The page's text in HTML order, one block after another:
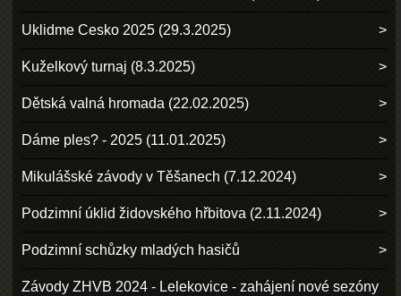
Uklidme Cesko 2025 (29.3.2025)
Kuželkový turnaj (8.3.2025)
Dětská valná hromada (22.02.2025)
Dáme ples? - 2025 (11.01.2025)
Mikulášské závody v Těšanech (7.12.2024)
Podzimní úklid židovského hřbitova (2.11.2024)
Podzimní schůzky mladých hasičů
Závody ZHVB 2024 - Lelekovice - zahájení nové sezóny